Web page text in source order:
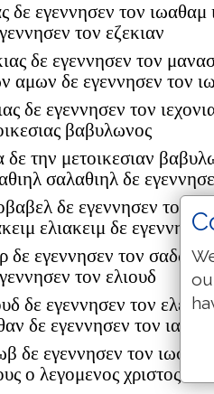
δε εγεννησεν τον
τον εζεκιαν
δε εγεννησεν τον
αμων δε εγεννησεν τον
δε εγεννησεν τον
βαβυλωνος
δε την μετοικεσιαν
σαλαθιηλ δε
δε εγεννησεν τον
ελιακειμ δε
δε εγεννησεν τον σαδωκ
τον ελιουδ
δε εγεννησεν τον
δε εγεννησεν τον ιακωβ
δε εγεννησεν τον ιωσηφ
ο λεγομενος χριστος